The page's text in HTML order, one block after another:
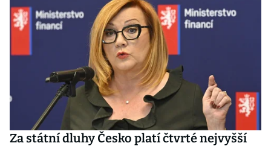
Za státní dluhy Česko platí čtvrté nejvyšší